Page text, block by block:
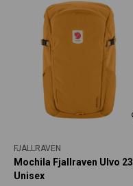
FJALLRAVEN
Mochila Fjallraven Ulvo 23
Unisex